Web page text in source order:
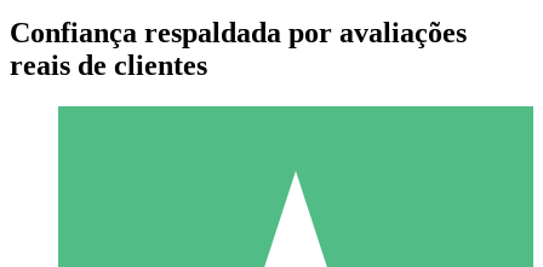
Pacotes de Créditos Individuais
Confiança respaldada por avaliações
reais de clientes